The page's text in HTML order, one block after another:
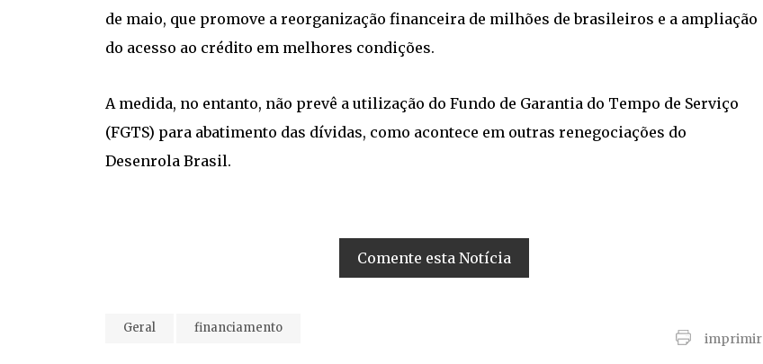
de maio, que promove a reorganização financeira de milhões de brasileiros e a ampliação
do acesso ao crédito em melhores condições.
A medida, no entanto, não prevê a utilização do Fundo de Garantia do Tempo de Serviço
(FGTS) para abatimento das dívidas, como acontece em outras renegociações do
Desenrola Brasil.
Comente esta Notícia
Geral financiamento
imprimir